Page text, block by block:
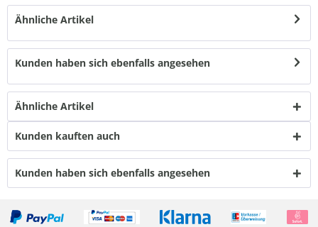
Ähnliche Artikel
Kunden haben sich ebenfalls angesehen
Ähnliche Artikel
Kunden kauften auch
Kunden haben sich ebenfalls angesehen